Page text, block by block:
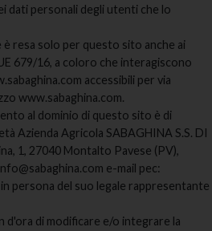
dati personali degli utenti che lo
resa solo per questo sito anche ai
679/16, a coloro che interagiscono
accessibili per via
www.sabaghina.com.
al dominio di questo sito è di
Azienda Agricola SABAGHINA S.S. DI
1, 27040 Montalto Pavese (PV),
e-mail pec:
in persona del suo legale rappresentante
d'ora di modificare e/o integrare la